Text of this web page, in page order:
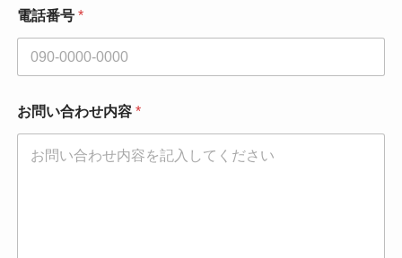
ス
*
*
電話番号 *
お問い合わせ内容 *